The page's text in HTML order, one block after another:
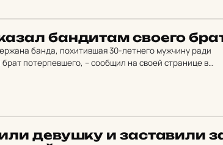
бан­ди­там своего
банда, похитившая 30-летнего мужчину ради
потерпевшего, – сообщил на своей странице в
де­вуш­ку и зас­та­ви­ли